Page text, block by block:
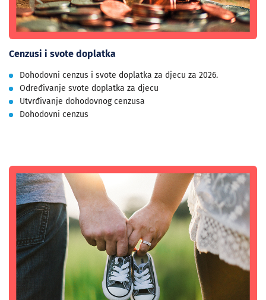
Cenzusi i svote doplatka
Dohodovni cenzus i svote doplatka za djecu za 2026.
Određivanje svote doplatka za djecu
Utvrđivanje dohodovnog cenzusa
Dohodovni cenzus